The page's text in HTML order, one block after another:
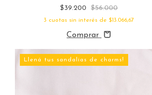
$39.200
$56.000
3 cuotas sin interés de$13.066,67
Comprar
Llená tus sandalias de charms!